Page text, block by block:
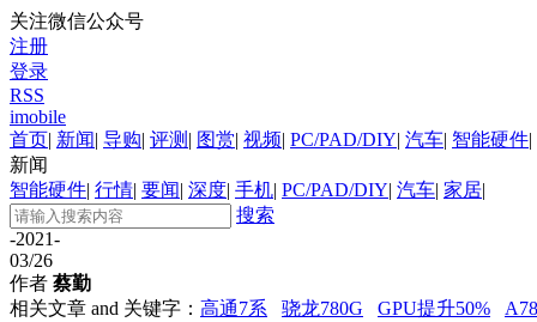
关注微信公众号
注册
登录
RSS
imobile
首页| 新闻| 导购| 评测 | 图赏| 视频| PC/PAD/DIY| 汽车| 智能硬件|
新闻
智能硬件| 行情| 要闻| 深度| 手机| PC/PAD/DIY| 汽车| 家居|
搜索
-2021-
03/26
作者 蔡勤
相关文章 and 关键字： 高通7系 骁龙780G GPU提升50%